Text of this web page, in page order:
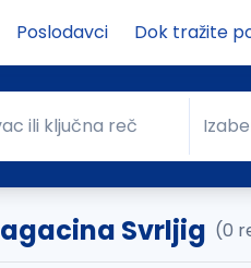
Poslodavci Dok tražite
ili ključna reč
ili ključna reč Grad
Svrljig (0